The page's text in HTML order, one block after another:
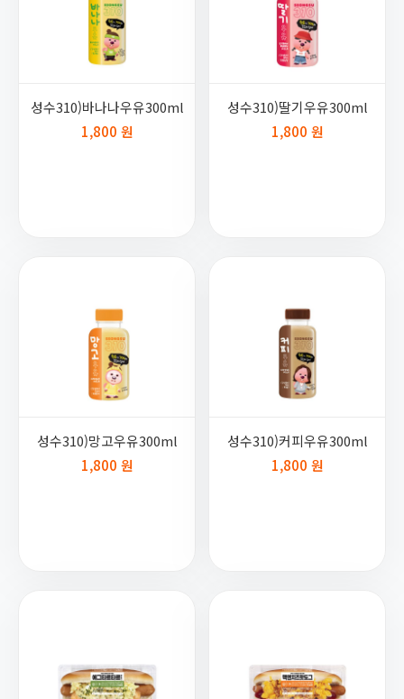
성수310)바나나우유300ml
1,800 원
성수310)딸기우유300ml
1,800 원
성수310)망고우유300ml
1,800 원
성수310)커피우유300ml
1,800 원